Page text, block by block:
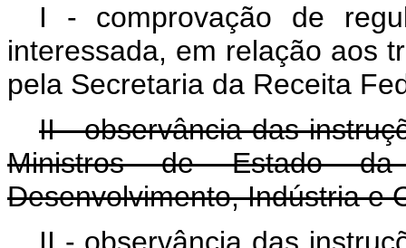
I - comprovação de
interessada, em relação aos
pela Secretaria da Receita
II - observância das
Ministros de Estado
Desenvolvimento, Indústria e